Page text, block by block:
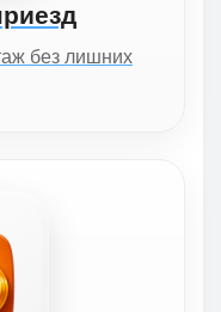
без лишних